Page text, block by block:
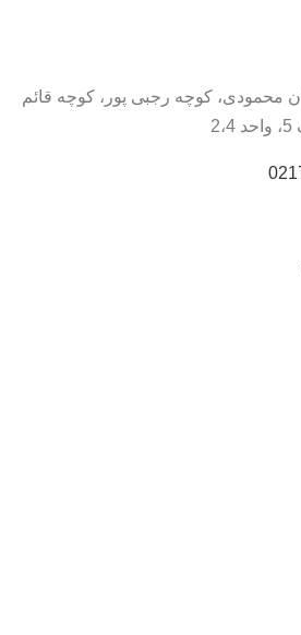
محمودی، کوچه رجبی پور، کوچه قائم